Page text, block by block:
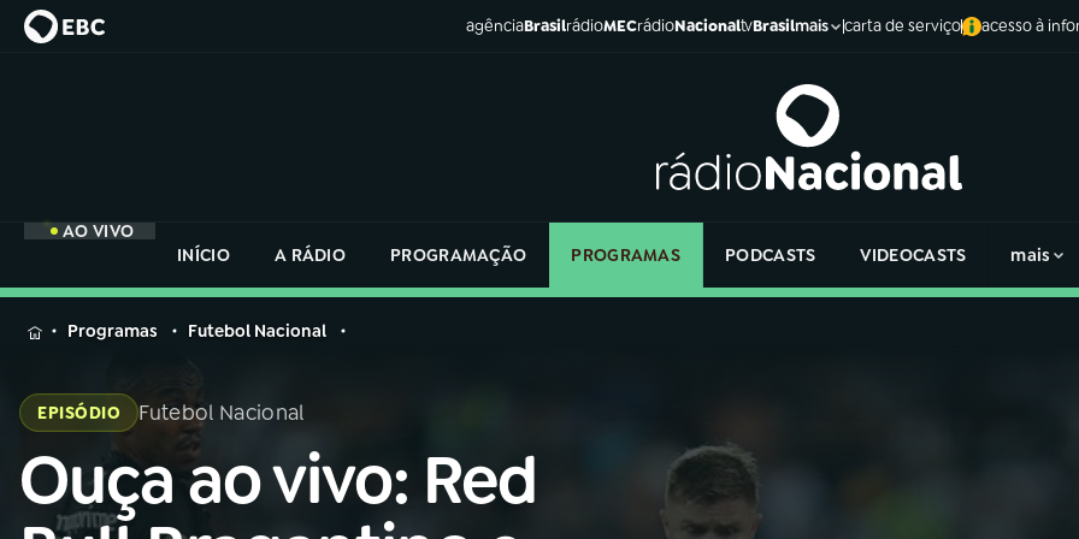
agênciaBrasilrádioMECrádioNacionaltvBrasilmais carta de serviço acesso à
AO VIVO
INÍCIO
A RÁDIO PROGRAMAÇÃO PROGRAMAS PODCASTS VIDEOCASTS mais
MENU
Buscar
na
Rádio
na
Rádio
Programas Futebol Nacional
EPISÓDIO Futebol Nacional
Ouça ao vivo: Red